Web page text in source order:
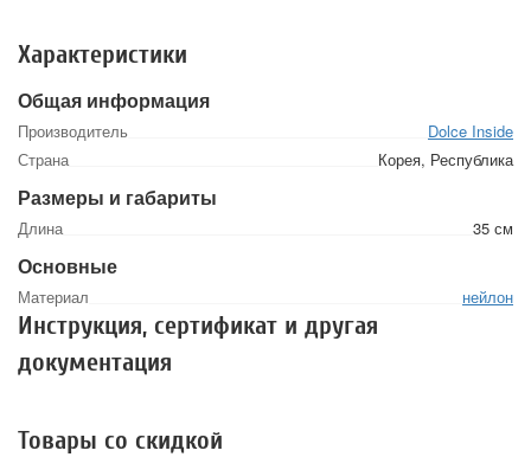
Характеристики
Общая информация
Производитель
Dolce Inside
Страна
Корея, Республика
Размеры и габариты
Длина 35 см
Основные
Материал нейлон
Инструкция, сертификат и другая
документация
Товары со скидкой